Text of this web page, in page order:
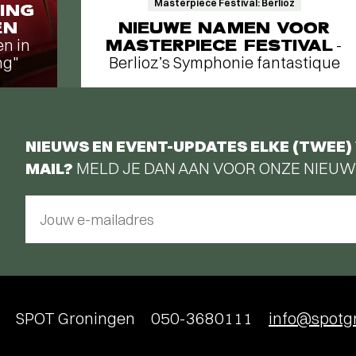
in
Masterpiece Festival: Berlioz
NIEUWE NAMEN VOOR
MASTERPIECE FESTIVAL -
Berlioz’s Symphonie fantastique
NIEUWS EN EVENT-UPDATES ELKE
MAIL? MELD JE DAN AAN VOOR ONZE
Jouw e-mailadres
SPOT Groningen 050-3680111